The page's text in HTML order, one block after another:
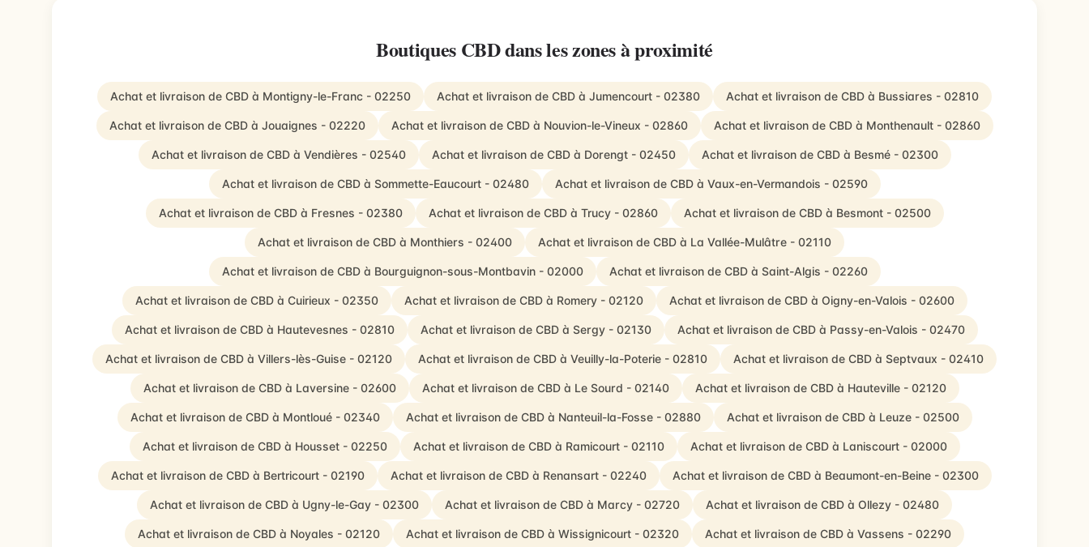
Boutiques CBD dans les zones à proximité
Achat et livraison de CBD à Montigny-le-Franc - 02250 Achat et livraison de CBD à Jumencourt - 02380 Achat et livraison de CBD à Bussiares - 02810
Achat et livraison de CBD à Jouaignes - 02220 Achat et livraison de CBD à Nouvion-le-Vineux - 02860 Achat et livraison de CBD à Monthenault - 02860
Achat et livraison de CBD à Vendières - 02540 Achat et livraison de CBD à Dorengt - 02450 Achat et livraison de CBD à Besmé - 02300
Achat et livraison de CBD à Sommette-Eaucourt - 02480 Achat et livraison de CBD à Vaux-en-Vermandois - 02590
Achat et livraison de CBD à Fresnes - 02380 Achat et livraison de CBD à Trucy - 02860 Achat et livraison de CBD à Besmont - 02500
Achat et livraison de CBD à Monthiers - 02400 Achat et livraison de CBD à La Vallée-Mulâtre - 02110
Achat et livraison de CBD à Bourguignon-sous-Montbavin - 02000 Achat et livraison de CBD à Saint-Algis - 02260
Achat et livraison de CBD à Cuirieux - 02350 Achat et livraison de CBD à Romery - 02120 Achat et livraison de CBD à Oigny-en-Valois - 02600
Achat et livraison de CBD à Hautevesnes - 02810 Achat et livraison de CBD à Sergy - 02130 Achat et livraison de CBD à Passy-en-Valois - 02470
Achat et livraison de CBD à Villers-lès-Guise - 02120 Achat et livraison de CBD à Veuilly-la-Poterie - 02810 Achat et livraison de CBD à Septvaux - 02410
Achat et livraison de CBD à Laversine - 02600 Achat et livraison de CBD à Le Sourd - 02140 Achat et livraison de CBD à Hauteville - 02120
Achat et livraison de CBD à Montloué - 02340 Achat et livraison de CBD à Nanteuil-la-Fosse - 02880 Achat et livraison de CBD à Leuze - 02500
Achat et livraison de CBD à Housset - 02250 Achat et livraison de CBD à Ramicourt - 02110 Achat et livraison de CBD à Laniscourt - 02000
Achat et livraison de CBD à Bertricourt - 02190 Achat et livraison de CBD à Renansart - 02240 Achat et livraison de CBD à Beaumont-en-Beine - 02300
Achat et livraison de CBD à Ugny-le-Gay - 02300 Achat et livraison de CBD à Marcy - 02720 Achat et livraison de CBD à Ollezy - 02480
Achat et livraison de CBD à Noyales - 02120 Achat et livraison de CBD à Wissignicourt - 02320 Achat et livraison de CBD à Vassens - 02290